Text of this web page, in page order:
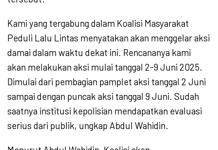
Kami yang tergabung dalam Koalisi Masyarakat
Peduli Lalu Lintas menyatakan akan menggelar aksi
damai dalam waktu dekat ini. Rencananya kami
akan melakukan aksi mulai tanggal 2-9 Juni 2025.
Dimulai dari pembagian pamplet aksi tanggal 2 Juni
sampai dengan puncak aksi tanggal 9 Juni. Sudah
saatnya institusi kepolisian mendapatkan evaluasi
serius dari publik, ungkap Abdul Wahidin.